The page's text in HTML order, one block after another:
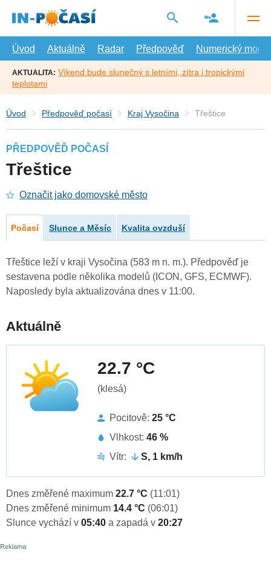
hlavní
Úvod
Aktuálně Radar Předpověď Numerický model
AKTUALITA: Víkend bude slunečný s letními, zítra i tropickými
teplotami
Úvod Předpověď počasí Kraj Vysočina Třeštice
PŘEDPOVĚĎ POČASÍ
Třeštice
Označit jako domovské město
Počasí Slunce a Měsíc Kvalita ovzduší
Třeštice leží v kraji Vysočina (583 m n. m.). Předpověď je
sestavena podle několika modelů (ICON, GFS, ECMWF).
Naposledy byla aktualizována dnes v 11:00.
Aktuálně
22.7 °C
(klesá)
Pocitově: 25 °C
Vlhkost: 46 %
Vítr:
S, 1 km/h
Dnes změřené maximum 22.7 °C (11:01)
Dnes změřené minimum 14.4 °C (06:01)
Slunce vychází v 05:40 a zapadá v 20:27